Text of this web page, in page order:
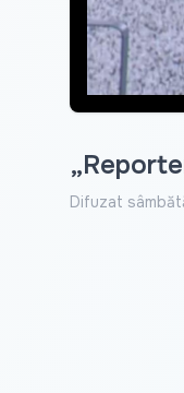
Difuzat